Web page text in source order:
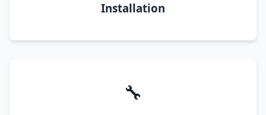
Installation
🔧